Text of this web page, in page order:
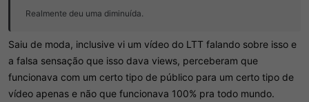
Realmente deu uma diminuída.
Saiu de moda, inclusive vi um vídeo do LTT falando sobre isso e
a falsa sensação que isso dava views, perceberam que
funcionava com um certo tipo de público para um certo tipo de
vídeo apenas e não que funcionava 100% pra todo mundo.